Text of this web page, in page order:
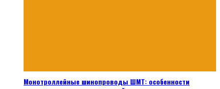
Монотроллейные шинопроводы ШМТ: особенности